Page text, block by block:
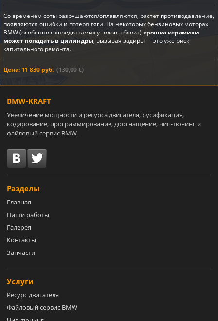
Со временем соты разрушаются/оплавляются, растёт противодавление,
появляются ошибки и потеря тяги. На некоторых бензиновых моторах
BMW (особенно с «предкатами» у головы блока) крошка керамики
может попадать в цилиндры, вызывая задиры — это уже риск
капитального ремонта.
Цена: 11 830 руб. (130,00 €)
BMW-KRAFT
Увеличение мощности и ресурса двигателя, русификация,
кодирование, программирование, дооснащение, чип-тюнинг и
файловый сервис BMW.
Разделы
Главная
Наши работы
Галерея
Контакты
Запчасти
Услуги
Ресурс двигателя
Файловый сервис BMW